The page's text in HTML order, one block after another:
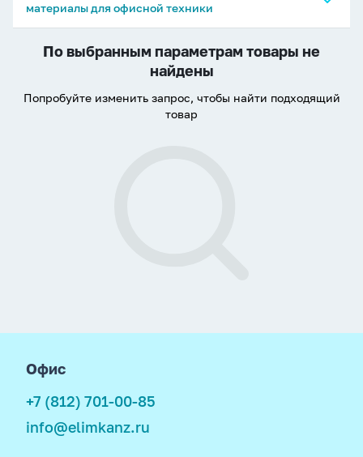
Печати и штампы TRODAT
материалы для офисной техники
Флеш-драйвы
Флеш-драйвы, подарочные
Диски CD-R, CD-RW, DVD-R, DVD-RW
Сетевые фильтры, акустич.системы, кабели
Коврики для мышки, клавиатуры, мыши
Дисплейные системы
По выбранным параметрам товары не
найдены
Попробуйте изменить запрос, чтобы найти подходящий
товар
Офис
+7 (812) 701-00-85
info@elimkanz.ru